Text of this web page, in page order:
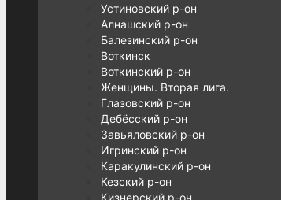
Устиновский р-он
Алнашский р-он
Балезинский р-он
Воткинск
Воткинский р-он
Женщины. Вторая лига.
Глазовский р-он
Дебёсский р-он
Завьяловский р-он
Игринский р-он
Каракулинский р-он
Кезский р-он
Кизнерский р-он